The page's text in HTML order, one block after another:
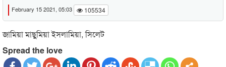
February 15 2021, 05:03 105534
জামিয়া মাছুুমিয়া ইসলামিয়া, সিলেট
Spread the love